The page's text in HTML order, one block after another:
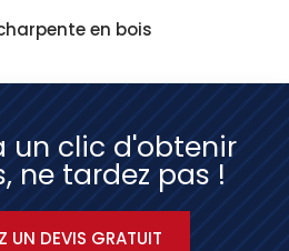
en bois
un clic d'obtenir
ne tardez pas !
UN DEVIS GRATUIT